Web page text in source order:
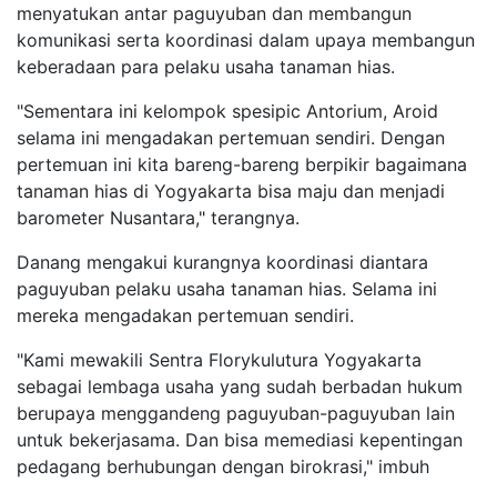
menyatukan antar paguyuban dan membangun
komunikasi serta koordinasi dalam upaya membangun
keberadaan para pelaku usaha tanaman hias.
"Sementara ini kelompok spesipic Antorium, Aroid
selama ini mengadakan pertemuan sendiri. Dengan
pertemuan ini kita bareng-bareng berpikir bagaimana
tanaman hias di Yogyakarta bisa maju dan menjadi
barometer Nusantara," terangnya.
Danang mengakui kurangnya koordinasi diantara
paguyuban pelaku usaha tanaman hias. Selama ini
mereka mengadakan pertemuan sendiri.
"Kami mewakili Sentra Florykulutura Yogyakarta
sebagai lembaga usaha yang sudah berbadan hukum
berupaya menggandeng paguyuban-paguyuban lain
untuk bekerjasama. Dan bisa memediasi kepentingan
pedagang berhubungan dengan birokrasi," imbuh